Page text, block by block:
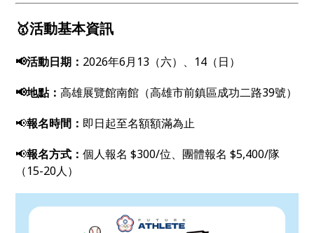
🥇活動基本資訊
📢活動日期： 2026年6月13（六）、14（日）
📢地點：高雄展覽館南館（高雄市前鎮區成功二路39號）
📢報名時間： 即日起至名額額滿為止
📢報名方式：個人報名 $300/位、團體報名 $5,400/隊
（15-20人）